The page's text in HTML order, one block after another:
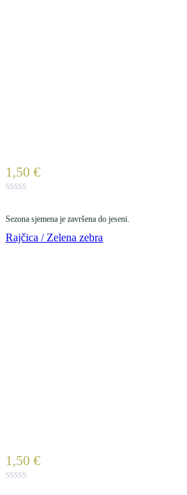
1,50 €
Sezona sjemena je završena do jeseni.
Rajčica / Zelena zebra
1,50 €